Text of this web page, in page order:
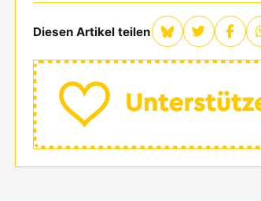
Diesen Artikel teilen